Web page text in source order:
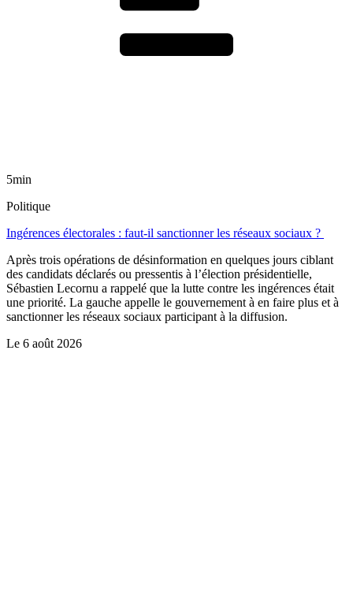
5min
Politique
Ingérences électorales : faut-il sanctionner les réseaux sociaux ?
Après trois opérations de désinformation en quelques jours ciblant
des candidats déclarés ou pressentis à l’élection présidentielle,
Sébastien Lecornu a rappelé que la lutte contre les ingérences était
une priorité. La gauche appelle le gouvernement à en faire plus et à
sanctionner les réseaux sociaux participant à la diffusion.
Le 6 août 2026